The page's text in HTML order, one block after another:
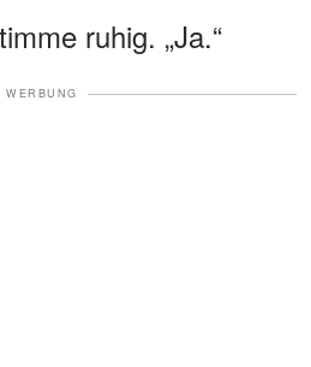
ruhig. „Ja.“
WERBUNG